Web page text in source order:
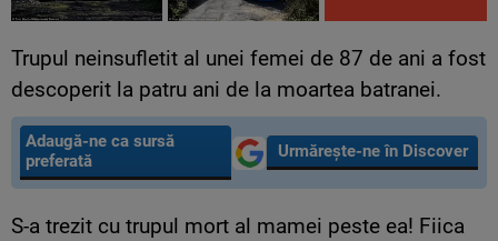
Trupul neinsufletit al unei femei de 87 de ani a fost
descoperit la patru ani de la moartea batranei.
Adaugă-ne ca sursă
preferată
Urmărește-ne în Discover
S-a trezit cu trupul mort al mamei peste ea! Fiica